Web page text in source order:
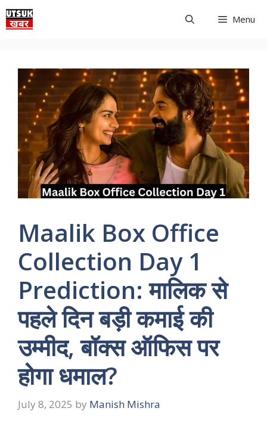
Skip
to
Menu
Maalik Box Office
Collection Day 1
Prediction: मालिक से
पहले दिन बड़ी कमाई की
उम्मीद, बॉक्स ऑफिस पर
होगा धमाल?
July 8, 2025 by Manish Mishra